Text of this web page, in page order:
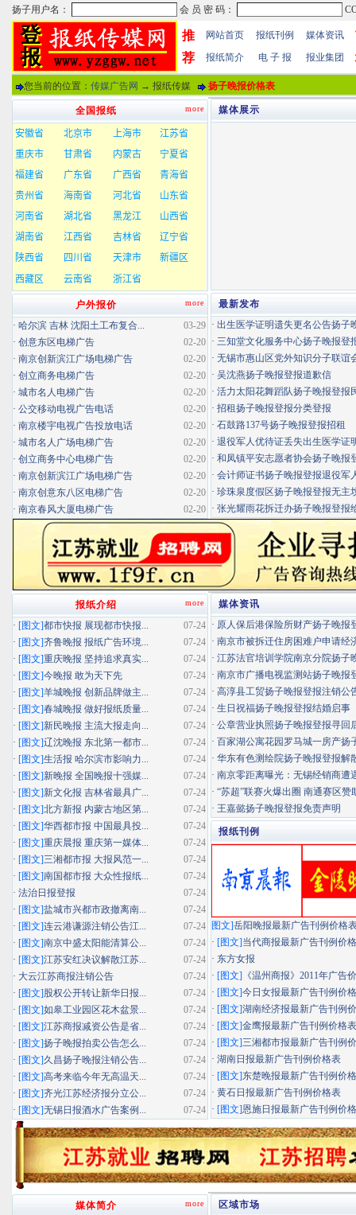
推
荐
网站首页 报纸刊例 媒体资讯
报纸简介 电 子 报 报业集团
您当前的位置： 传媒广告网 → 报纸传媒 扬子晚报价格表
媒体展示
最新发布
· 出生医学证明遗失更名公告扬子
· 三知堂文化服务中心扬子晚报登
· 无锡市惠山区党外知识分子联谊
· 吴沈燕扬子晚报登报道歉信
· 活力太阳花舞蹈队扬子晚报登报
· 招租扬子晚报登报分类登报
· 石鼓路137号扬子晚报登报招租
· 退役军人优待证丢失出生医学证
· 和凤镇平安志愿者协会扬子晚报
· 会计师证书扬子晚报登报退役军
· 珍珠泉度假区扬子晚报登报无主
· 张光耀雨花拆迁办扬子晚报登报
more
全国报纸
more
户外报价
03-29
· 哈尔滨 吉林 沈阳土工布复合...
02-20
· 创意东区电梯广告
02-20
· 南京创新滨江广场电梯广告
02-20
· 创立商务电梯广告
02-20
· 城市名人电梯广告
02-20
· 公交移动电视广告电话
02-20
· 南京楼宇电视广告投放电话
02-20
· 城市名人广场电梯广告
02-20
· 创立商务中心电梯广告
02-20
· 南京创新滨江广场电梯广告
02-20
· 南京创意东八区电梯广告
02-20
· 南京春风大厦电梯广告
媒体资讯
· 原人保后港保险所财产扬子晚报
· 南京市被拆迁住房困难户申请经
· 江苏法官培训学院南京分院扬子
· 南京市广播电视监测站扬子晚报
· 高淳县工贸扬子晚报登报注销公
· 生日祝福扬子晚报登报结婚启事
· 公章营业执照扬子晚报登报寻回
· 百家湖公寓花园罗马城一房产扬
· 华东有色测绘院扬子晚报登报解
· 南京零距离曝光：无锡经销商遭
· “苏超”联赛火爆出圈 南通赛区赞
· 王嘉懿扬子晚报登报免责声明
报纸刊例
图文]岳阳晚报最新广告刊例价格
· [图文]当代商报最新广告刊例价
· 东方女报
· [图文] 《温州商报》2011年广告
· [图文]今日女报最新广告刊例价
· [图文]湖南经济报最新广告刊例
· [图文]金鹰报最新广告刊例价格表
· [图文]三湘都市报最新广告刊例
· 湖南日报最新广告刊例价格表
· [图文]东楚晚报最新广告刊例价
· 黄石日报最新广告刊例价格表
· [图文]恩施日报最新广告刊例价
more
报纸介绍
07-24
· [图文]都市快报 展现都市快报...
07-24
· [图文]齐鲁晚报 报纸广告环境...
07-24
· [图文]重庆晚报 坚持追求真实...
07-24
· [图文]今晚报 敢为天下先
07-24
· [图文]羊城晚报 创新品牌做主...
07-24
· [图文]春城晚报 做好报纸质量...
07-24
· [图文]新民晚报 主流大报走向...
07-24
· [图文]辽沈晚报 东北第一都市...
07-24
· [图文]生活报 哈尔滨市影响力...
07-24
· [图文]新晚报 全国晚报十强媒...
07-24
· [图文]新文化报 吉林省最具广...
07-24
· [图文]北方新报 内蒙古地区第...
07-24
· [图文]华西都市报 中国最具投...
07-24
· [图文]重庆晨报 重庆第一媒体...
07-24
· [图文]三湘都市报 大报风范一...
07-24
· [图文]南国都市报 大众性报纸...
07-24
· 法治日报登报
07-24
· [图文]盐城市兴都市政撤离南...
07-24
· [图文]连云港谦源注销公告江...
07-24
· [图文]南京中盛太阳能清算公...
07-24
· [图文]江苏安红决议解散江苏...
07-24
· 大云江苏商报注销公告
07-24
· [图文]股权公开转让新华日报...
07-24
· [图文]如皋工业园区花木盆景...
07-24
· [图文]江苏商报减资公告是省...
07-24
· [图文]扬子晚报拍卖公告怎么...
07-24
· [图文]久昌扬子晚报注销公告...
07-24
· [图文]高考来临今年无高温天...
07-24
· [图文]齐光江苏经济报分立公...
07-24
· [图文]无锡日报酒水广告案例...
区域市场
more
媒体简介